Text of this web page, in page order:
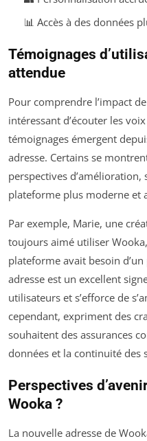
📊 Accès à des données
Témoignages
attendue
Pour comprendre l’impact
intéressant d’écouter les
témoignages émergent
adresse. Certains se
perspectives d’amélioration,
plateforme plus moderne et
Par exemple, Marie, une
toujours aimé utiliser
plateforme avait besoin
adresse est un excellent
utilisateurs et s’efforce de
cependant, expriment des
souhaitent des assurances
données et la continuité des
Perspectives
Wooka ?
La nouvelle adresse de